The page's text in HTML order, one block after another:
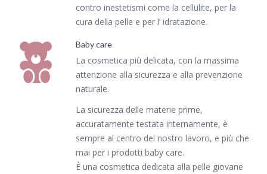
contro inestetismi come la cellulite, per la
cura della pelle e per l’ idratazione.
Baby care
La cosmetica più delicata, con la massima
attenzione alla sicurezza e alla prevenzione
naturale.
La sicurezza delle materie prime,
accuratamente testata internamente, è
sempre al centro del nostro lavoro, e più che
mai per i prodotti baby care.
È una cosmetica dedicata alla pelle giovane